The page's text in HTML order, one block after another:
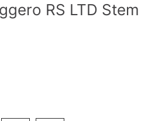
RS LTD Stem